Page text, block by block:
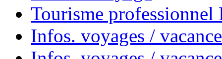
Tourisme
Infos. voyages /